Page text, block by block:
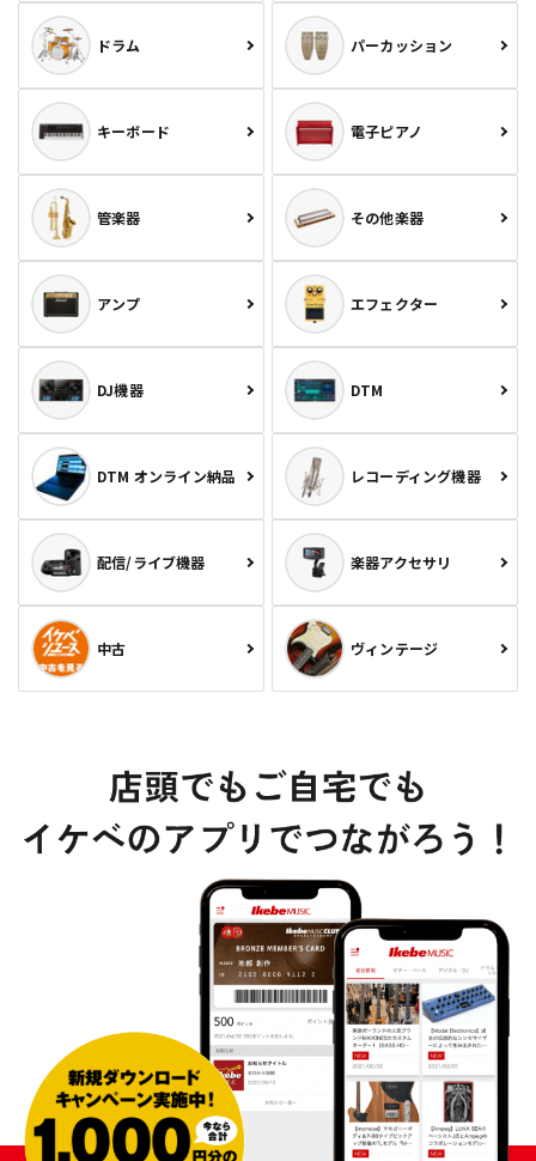
ドラム パーカッション
キーボード 電子ピアノ
管楽器 その他楽器
アンプ エフェクター
DJ機器 DTM
DTM オンライン納品 レコーディング機器
配信/ライブ機器 楽器アクセサリ
中古 ヴィンテージ